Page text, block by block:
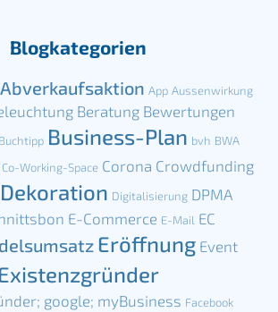
Blogkategorien
Abverkaufsaktion App Aussenwirkung
Beratung Bewertungen
Buchtipp Business-Plan bvh BWA
Co-Working-Space Corona Crowdfunding
Dekoration Digitalisierung DPMA
E-Commerce E-Mail EC
Eröffnung Event
google; myBusiness Facebook